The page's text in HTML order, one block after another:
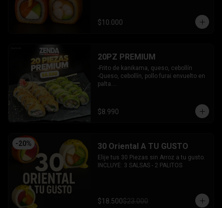
$10.000
20PZ PREMIUM
-Frito de kanikama, queso, cebollín
-Queso, cebollín, pollo furai envuelto en
palta.
$8.990
-20% 30 Oriental A TU GUSTO
Elije tus 30 Piezas sin Arroz a tu gusto.
INCLUYE: 3 SALSAS - 2 PALITOS
$18.500$23.000